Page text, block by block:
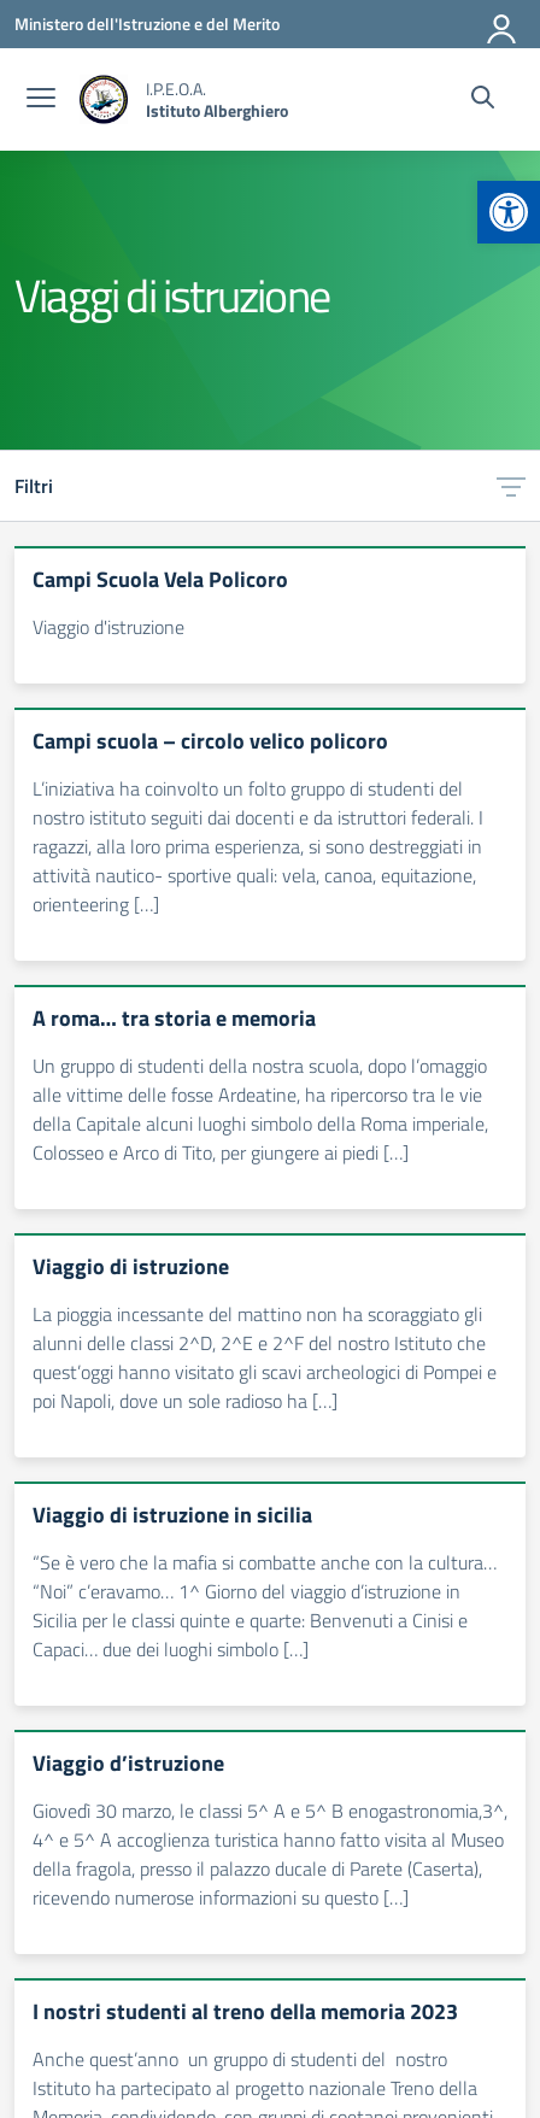
Vai ai contenuti
Vai al menu di navigazione
Vai al footer
Ministero dell'Istruzione e del Merito
I.P.E.O.A.
Istituto Alberghiero
Viaggi di istruzione
Filtri
Campi Scuola Vela Policoro
Viaggio d'istruzione
Campi scuola – circolo velico policoro
L’iniziativa ha coinvolto un folto gruppo di studenti del
nostro istituto seguiti dai docenti e da istruttori federali. I
ragazzi, alla loro prima esperienza, si sono destreggiati in
attività nautico- sportive quali: vela, canoa, equitazione,
orienteering […]
A roma… tra storia e memoria
Un gruppo di studenti della nostra scuola, dopo l’omaggio
alle vittime delle fosse Ardeatine, ha ripercorso tra le vie
della Capitale alcuni luoghi simbolo della Roma imperiale,
Colosseo e Arco di Tito, per giungere ai piedi […]
Viaggio di istruzione
La pioggia incessante del mattino non ha scoraggiato gli
alunni delle classi 2^D, 2^E e 2^F del nostro Istituto che
quest’oggi hanno visitato gli scavi archeologici di Pompei e
poi Napoli, dove un sole radioso ha […]
Viaggio di istruzione in sicilia
“Se è vero che la mafia si combatte anche con la cultura…
“Noi” c’eravamo… 1^ Giorno del viaggio d’istruzione in
Sicilia per le classi quinte e quarte: Benvenuti a Cinisi e
Capaci… due dei luoghi simbolo […]
Viaggio d’istruzione
Giovedì 30 marzo, le classi 5^ A e 5^ B enogastronomia,3^,
4^ e 5^ A accoglienza turistica hanno fatto visita al Museo
della fragola, presso il palazzo ducale di Parete (Caserta),
ricevendo numerose informazioni su questo […]
I nostri studenti al treno della memoria 2023
Anche quest’anno un gruppo di studenti del nostro
Istituto ha partecipato al progetto nazionale Treno della